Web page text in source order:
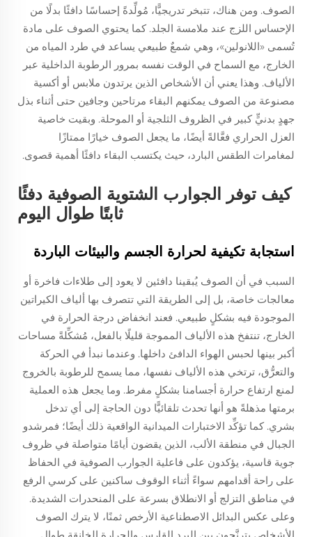
الصوف. ومن هناك، تتبخر تدريجيًّا، مُولِّدةً إحساسًا دافئًا بدلًا من
الإحساس اللزج عند ملامسة الجلد. كما يحتوي الصوف على مادة
تُسمى «اللانولين»، وهي شمعٌ طبيعي يساعد في طرد المياه من
الخارج، مع السماح في الوقت نفسه بمرور الرطوبة الداخلية عبر
الألياف. وهذا يعني أن الأشخاص الذين يرتدون ملابس أو أكسية
مصنوعة من الصوف يمكنهم البقاء مرتاحين وجافين حتى أثناء بذل
جهدٍ بدنيٍّ كبير في الظروف الثلجية أو الموحلة. وبقيت خاصية
العزل الحراري فعَّالةً أيضًا، ما يجعل الصوف خيارًا ممتازًا
لمغامرات الطقس البارد، حيث يكتسب البقاء دافئًا أهمية قصوى.
كيف توفر الجوارب الشتوية الصوفية دفئًا
ثابتًا طوال اليوم
استجابة تكيفية لحرارة الجسم والبيئات الباردة
السبب في أن الصوف يُبقينا دافئين لا يعود إلى طلاءات فاخرة أو
معالجات خاصة، بل إلى الطريقة التي تتصرف بها ألياف الكيراتين
الموجودة فيه بشكلٍ طبيعي. فعند انخفاض درجة الحرارة في
الخارج، تنتفخ هذه الألياف المموجة قليلًا بالفعل، مُشكِّلةً مساحات
أكبر بينها لحبس الهواء الدافئ داخلها. وعندما نبدأ في الحركة
والتعرُّق، ترتخي هذه الألياف نفسها، مما يسمح للرطوبة بالخروج
لمنع ارتفاع حرارة أجسامنا بشكلٍ مفرط. وما يجعل هذه العملية
برمتها مذهلةً هو أنها تحدث تلقائيًّا دون الحاجة إلى أي تدخل
بشري. كما تؤكِّد الاختبارات الميدانية الواقعية ذلك أيضًا؛ فمرشدو
الجبال في منطقة الألب، الذين يقضون أيامًا متواصلة في ظروف
جوية قاسية، يؤكدون على فاعلية الجوارب الصوفية في الحفاظ
على راحة أقدامهم سواءً أثناء الوقوف ساكنين على كرسي الرفع
في مناطق التزلج أو الانطلاق بسرعة على المنحدرات الشديدة.
وعلى عكس البدائل الاصطناعية الأرخص ثمنًا، لا يترك الصوف